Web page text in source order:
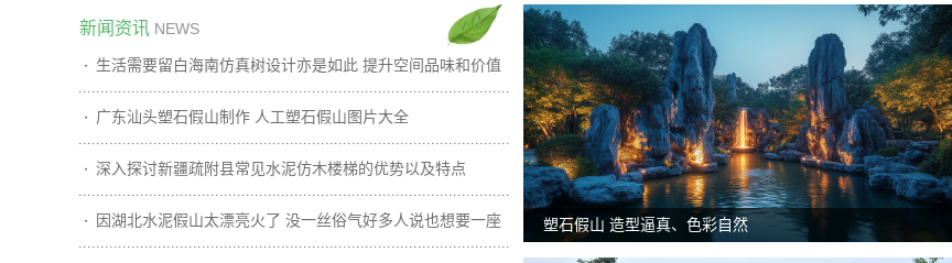
新闻资讯 NEWS
生活需要留白海南仿真树设计亦是如此 提升空间品味和价值
广东汕头塑石假山制作 人工塑石假山图片大全
深入探讨新疆疏附县常见水泥仿木楼梯的优势以及特点
因湖北水泥假山太漂亮火了 没一丝俗气好多人说也想要一座 塑石假山 造型逼真、色彩自然